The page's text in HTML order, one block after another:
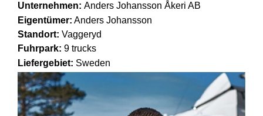
Unternehmen: Anders Johansson Åkeri AB
Eigentümer: Anders Johansson
Standort: Vaggeryd
Fuhrpark: 9 trucks
Liefergebiet: Sweden